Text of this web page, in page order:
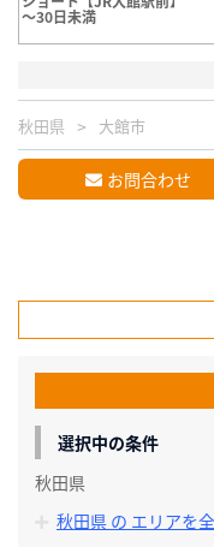
～30日未満
秋田県 大館市
お問合わせ
選択中の条件
秋田県
秋田県 の エリアを